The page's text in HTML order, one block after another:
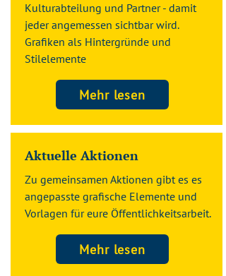
Kulturabteilung und Partner - damit
jeder angemessen sichtbar wird.
Grafiken als Hintergründe und
Stilelemente
Mehr lesen
Aktuelle Aktionen
Zu gemeinsamen Aktionen gibt es es
angepasste grafische Elemente und
Vorlagen für eure Öffentlichkeitsarbeit.
Mehr lesen